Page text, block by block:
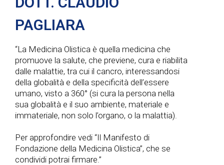
PAGLIARA
“La Medicina Olistica è quella medicina che
promuove la salute, che previene, cura e riabilita
dalle malattie, tra cui il cancro, interessandosi
della globalità e della specificità dell’essere
umano, visto a 360° (si cura la persona nella
sua globalità e il suo ambiente, materiale e
immateriale, non solo l’organo, o la malattia).
Per approfondire vedi “Il Manifesto di
Fondazione della Medicina Olistica”, che se
condividi potrai firmare.”